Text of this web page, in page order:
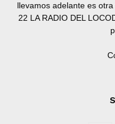
llevamos adelante es
22 LA RADIO DEL